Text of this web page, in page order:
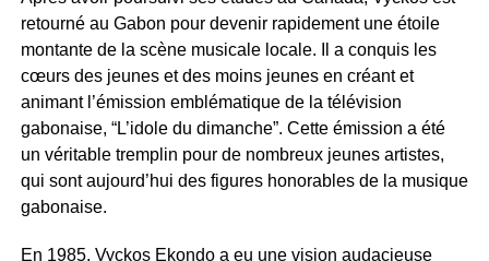
retourné au Gabon pour devenir rapidement une étoile
montante de la scène musicale locale. Il a conquis les
cœurs des jeunes et des moins jeunes en créant et
animant l’émission emblématique de la télévision
gabonaise, “L’idole du dimanche”. Cette émission a été
un véritable tremplin pour de nombreux jeunes artistes,
qui sont aujourd’hui des figures honorables de la musique
gabonaise.
En 1985, Vyckos Ekondo a eu une vision audacieuse